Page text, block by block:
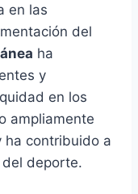
en las
del
ha
y
en los
ampliamente
ha contribuido a
deporte.